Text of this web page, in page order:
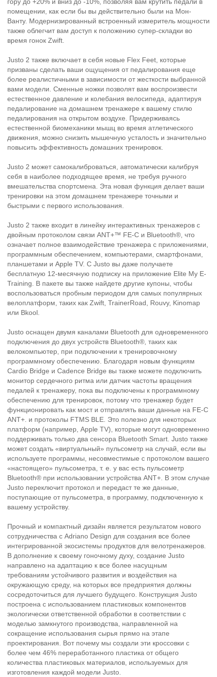
гору до +20% и вниз до -10%, позволяя вам крутить педали в
помещении, как если бы вы действительно были на Мон-
Ванту. Модернизированный встроенный измеритель мощности
также облегчит вам доступ к положению супер-складки во
время гонок Zwift.
Justo 2 также включает в себя новые Flex Feet, которые
призваны сделать ваши ощущения от педалирования еще
более реалистичными в зависимости от жесткости выбранной
вами модели. Сменные ножки позволят вам воспроизвести
естественное давление и колебания велосипеда, адаптируя
педалирование на домашнем тренажере к вашему стилю
педалирования на открытом воздухе. Придерживаясь
естественной биомеханики мышц во время атлетического
движения, можно снизить мышечную усталость и значительно
повысить эффективность домашних тренировок.
Justo 2 может самокалиброваться, автоматически калибруя
себя в наиболее подходящее время, не требуя ручного
вмешательства спортсмена. Эта новая функция делает ваши
тренировки на этом домашнем тренажере точными и
быстрыми с первого использования.
Justo 2 также входит в линейку интерактивных тренажеров с
двойным протоколом связи ANT+™ FE-C и Bluetooth®, что
означает полное взаимодействие тренажера с приложениями,
программным обеспечением, компьютерами, смартфонами,
планшетами и Apple TV. С Justo вы даже получаете
бесплатную 12-месячную подписку на приложение Elite My E-
Training. В пакете вы также найдете другие купоны, чтобы
воспользоваться пробным периодом для самых популярных
велоплатформ, таких как Zwift, TrainerRoad, Rouvy, Kinomap
или Bkool.
Justo оснащен двумя каналами Bluetooth для одновременного
подключения до двух устройств Bluetooth®, таких как
велокомпьютер, при подключении к тренировочному
программному обеспечению. Благодаря новым функциям
Cardio Bridge и Cadence Bridge вы также можете подключить
монитор сердечного ритма или датчик частоты вращения
педалей к тренажеру, пока вы подключены к программному
обеспечению для тренировок, потому что тренажер будет
функционировать как мост и отправлять ваши данные на FE-C
ANT+. и протоколы FTMS BLE. Это полезно для некоторых
платформ (например, Apple TV), которые могут одновременно
поддерживать только два сенсора Bluetooth Smart. Justo также
может создать «виртуальный» пульсометр на случай, если вы
используете программы, несовместимые с протоколом вашего
«настоящего» пульсометра, т. е. у вас есть пульсометр
Bluetooth® при использовании устройства ANT+. В этом случае
Justo переключит протокол и передаст те же данные,
поступающие от пульсометра, в программу, подключенную к
вашему устройству.
Прочный и компактный дизайн является результатом нового
сотрудничества с Adriano Design для создания все более
интегрированной экосистемы продуктов для велотренажеров.
В дополнение к своему гоночному духу, создание Justo
направлено на адаптацию к все более насущным
требованиям устойчивого развития и воздействия на
окружающую среду, на которых все предприятия должны
сосредоточиться для лучшего будущего. Конструкция Justo
построена с использованием пластиковых компонентов
экологически ответственной обработки в соответствии с
моделью замкнутого производства, направленной на
сокращение использования сырья прямо на этапе
проектирования. Вот почему мы создали эти кроссовки с
более чем 46% переработанного пластика от общего
количества пластиковых материалов, используемых для
изготовления каждой модели Justo.